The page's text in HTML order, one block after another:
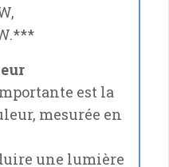
***
est la
mesurée en
une lumière